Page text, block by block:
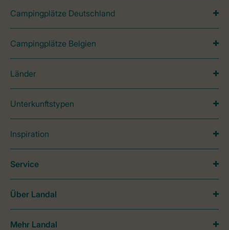
Campingplätze Deutschland
Campingplätze Belgien
Länder
Unterkunftstypen
Inspiration
Service
Über Landal
Mehr Landal